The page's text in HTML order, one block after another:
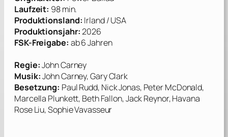
Laufzeit: 98 min.
Produktionsland: Irland / USA
Produktionsjahr:2026
FSK-Freigabe: ab 6 Jahren
Regie:John Carney
Musik:John Carney, Gary Clark
Besetzung: Paul Rudd, Nick Jonas, Peter McDonald,
Marcella Plunkett, Beth Fallon, Jack Reynor, Havana
Rose Liu, Sophie Vavasseur